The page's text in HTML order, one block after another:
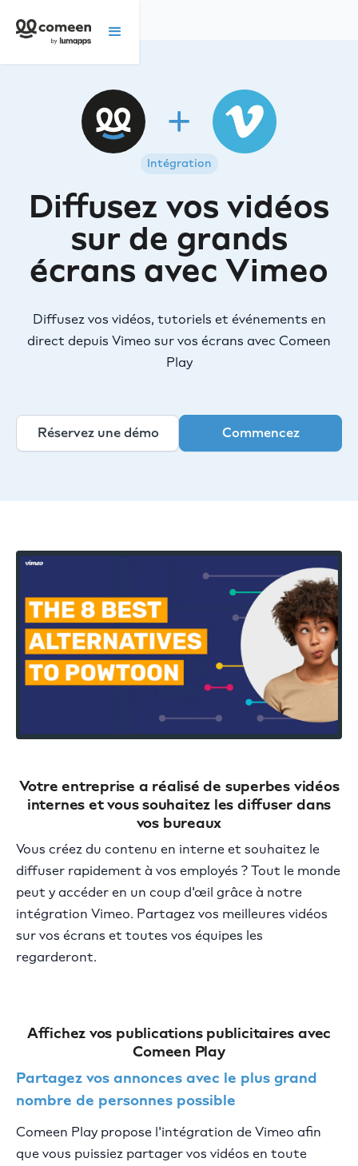
Intégration
Diffusez vos vidéos
sur de grands
écrans avec Vimeo
Diffusez vos vidéos, tutoriels et événements en
direct depuis Vimeo sur vos écrans avec Comeen
Play
Réservez une démo Commencez
Votre entreprise a réalisé de superbes vidéos
internes et vous souhaitez les diffuser dans
vos bureaux
Vous créez du contenu en interne et souhaitez le
diffuser rapidement à vos employés ? Tout le monde
peut y accéder en un coup d'œil grâce à notre
intégration Vimeo. Partagez vos meilleures vidéos
sur vos écrans et toutes vos équipes les
regarderont.
Affichez vos publications publicitaires avec
Comeen Play
Partagez vos annonces avec le plus grand
nombre de personnes possible
Comeen Play propose l'intégration de Vimeo afin
que vous puissiez partager vos vidéos en toute